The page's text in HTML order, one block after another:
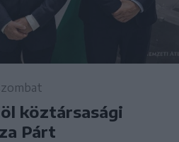
köztársasági
Párt